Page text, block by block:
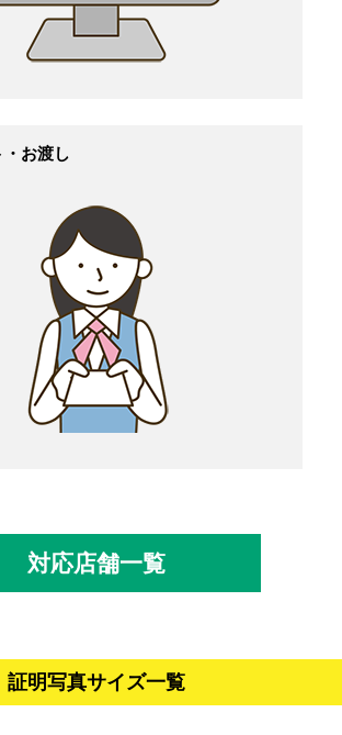
・お渡し
対応店舗一覧
証明写真サイズ一覧